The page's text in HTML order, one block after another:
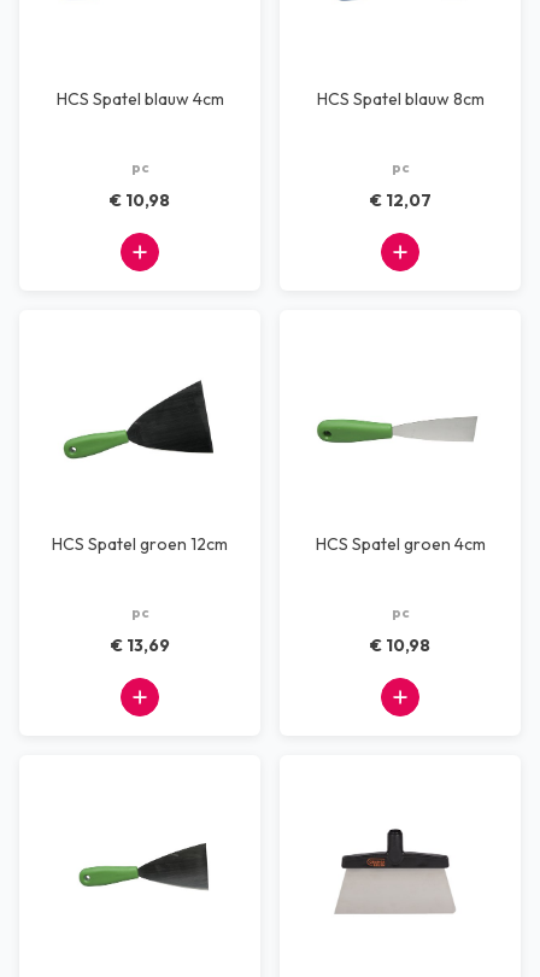
HCS Spatel blauw 4cm
pc
€ 10,98
HCS Spatel blauw 8cm
pc
€ 12,07
HCS Spatel groen 12cm
pc
€ 13,69
HCS Spatel groen 4cm
pc
€ 10,98